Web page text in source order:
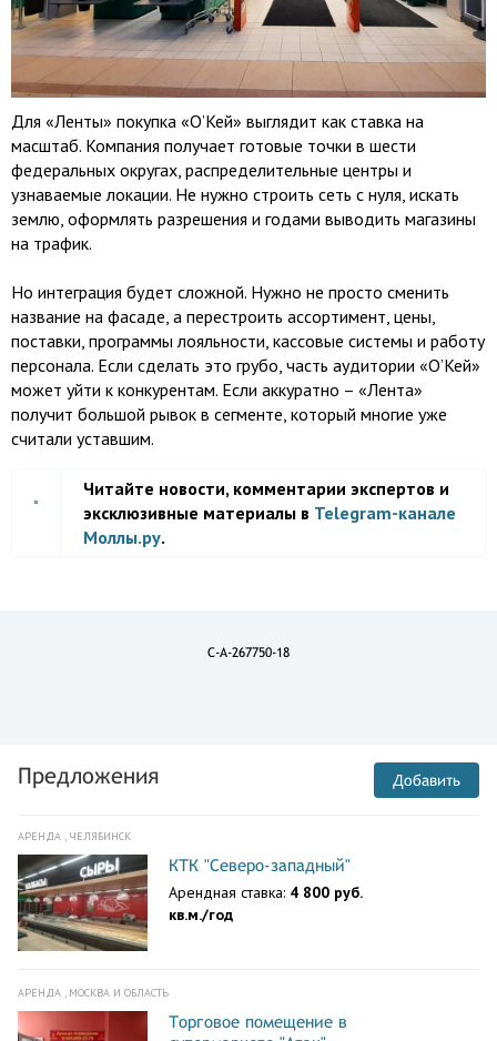
Для «Ленты» покупка «О’Кей» выглядит как ставка на
масштаб. Компания получает готовые точки в шести
федеральных округах, распределительные центры и
узнаваемые локации. Не нужно строить сеть с нуля, искать
землю, оформлять разрешения и годами выводить магазины
на трафик.
Но интеграция будет сложной. Нужно не просто сменить
название на фасаде, а перестроить ассортимент, цены,
поставки, программы лояльности, кассовые системы и работу
персонала. Если сделать это грубо, часть аудитории «О’Кей»
может уйти к конкурентам. Если аккуратно – «Лента»
получит большой рывок в сегменте, который многие уже
считали уставшим.
Читайте новости, комментарии экспертов и
эксклюзивные материалы в Telegram-канале
Моллы.ру.
C-A-267750-18
Предложения Добавить
АРЕНДА , ЧЕЛЯБИНСК
КТК "Северо-западный"
Арендная ставка: 4 800 руб.
кв.м./год
АРЕНДА , МОСКВА И ОБЛАСТЬ
Торговое помещение в